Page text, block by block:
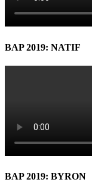
BAP 2019: NATIF
BAP 2019: BYRON